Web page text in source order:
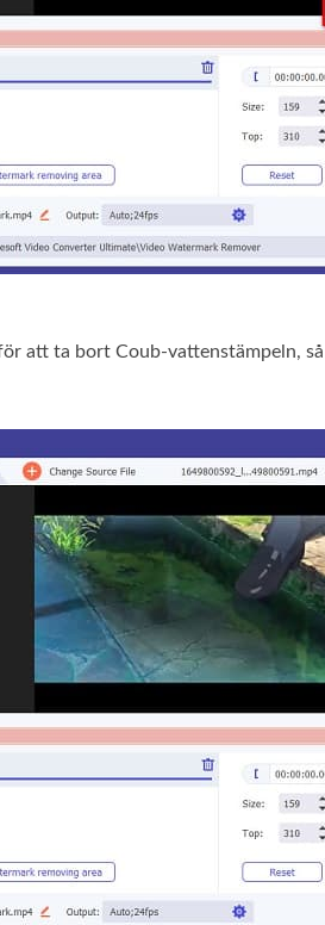
att ta bort Coub‑vattenstämpeln,